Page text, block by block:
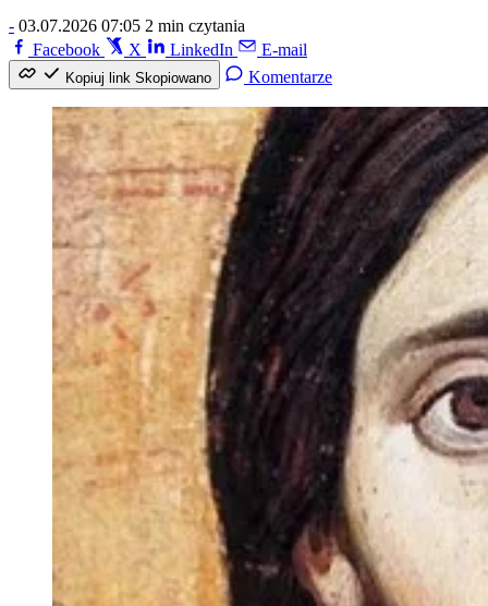
- 03.07.2026 07:05 2 min czytania
Facebook
X LinkedIn E-mail
Kopiuj link Skopiowano Komentarze